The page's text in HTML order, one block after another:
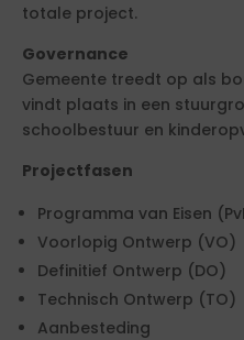
totale project.
Governance
Gemeente treedt op als
vindt plaats in een
schoolbestuur en
Projectfasen
Programma van Eisen
Voorlopig Ontwerp (VO)
Definitief Ontwerp (DO)
Technisch Ontwerp (TO)
Aanbesteding